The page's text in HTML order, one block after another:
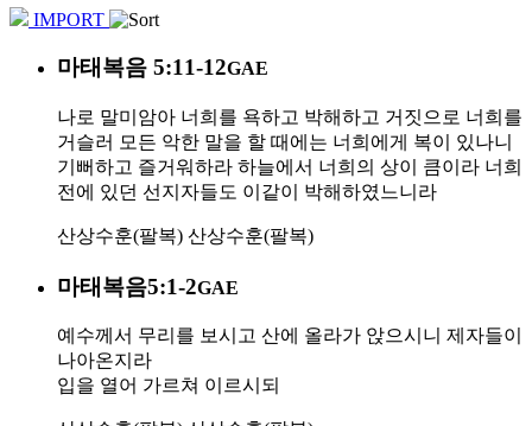
IMPORT
마태복음 5:11-12GAE
나로 말미암아 너희를 욕하고 박해하고 거짓으로 너희를
거슬러 모든 악한 말을 할 때에는 너희에게 복이 있나니
기뻐하고 즐거워하라 하늘에서 너희의 상이 큼이라 너희
전에 있던 선지자들도 이같이 박해하였느니라
산상수훈(팔복) 산상수훈(팔복)
마태복음5:1-2GAE
예수께서 무리를 보시고 산에 올라가 앉으시니 제자들이
나아온지라
입을 열어 가르쳐 이르시되